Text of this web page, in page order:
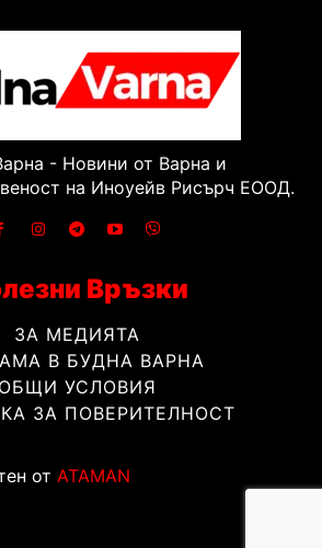
- Новини от Варна и
на Иноуейв Рисърч ЕООД.
Връзки
ЗА МЕДИЯТА
В БУДНА ВАРНА
ОБЩИ УСЛОВИЯ
ЗА ПОВЕРИТЕЛНОСТ
от ATAMAN